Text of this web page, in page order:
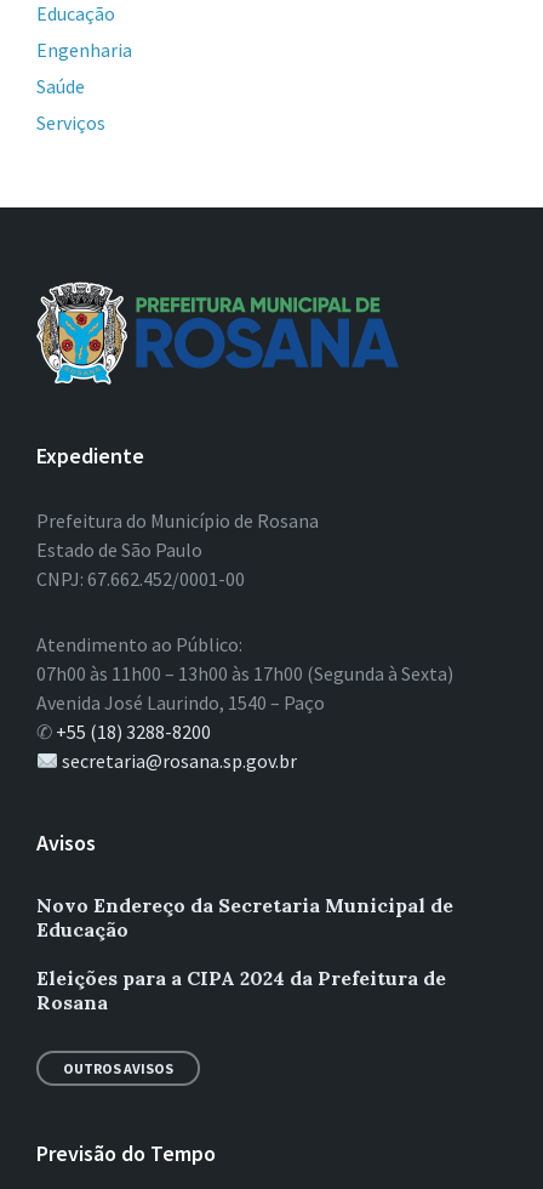
Educação
Engenharia
Saúde
Serviços
Expediente
Prefeitura do Município de Rosana
Estado de São Paulo
CNPJ: 67.662.452/0001-00
Atendimento ao Público:
07h00 às 11h00 – 13h00 às 17h00 (Segunda à Sexta)
Avenida José Laurindo, 1540 – Paço
✆ +55 (18) 3288-8200
secretaria@rosana.sp.gov.br
Avisos
Novo Endereço da Secretaria Municipal de
Educação
Eleições para a CIPA 2024 da Prefeitura de
Rosana
OUTROS AVISOS
Previsão do Tempo